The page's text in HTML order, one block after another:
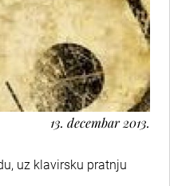
13. decembar 2013.
uz klavirsku pratnju